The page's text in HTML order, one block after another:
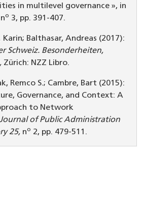
in multilevel governance », in
no 3, pp. 391-407.
Balthasar, Andreas (2017):
Schweiz. Besonderheiten,
Zürich: NZZ Libro.
Remco S.; Cambre, Bart (2015):
Governance, and Context: A
to Network
Journal of Public Administration
25, no 2, pp. 479-511.